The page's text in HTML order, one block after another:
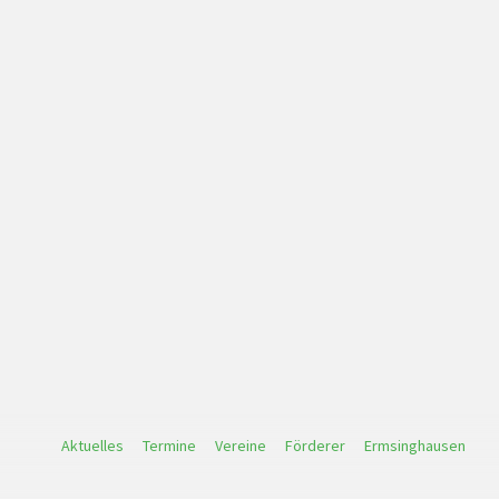
Aktuelles Termine Vereine Förderer Ermsinghausen